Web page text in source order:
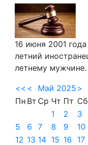
16 июня 2001
летний
летнему мужчине.
<< < Май 2025 >
Пн Вт Ср Чт Пт Сб
1
2 3
5
6 7 8 9 10
12 13 14 15 16 17